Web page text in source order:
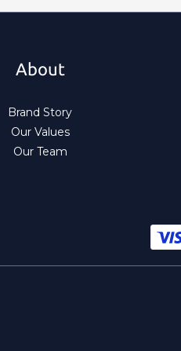
About
Brand Story
Our Values
Our Team